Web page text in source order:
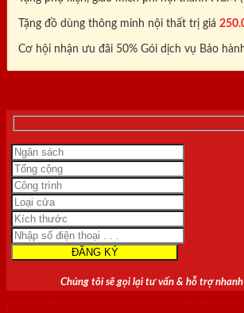
Tặng đồ dùng thông minh nội thất trị giá
Cơ hội nhận ưu đãi 50% Gói dịch vụ Bảo
Chúng tôi sẽ gọi lại tư vấn & hỗ trợ